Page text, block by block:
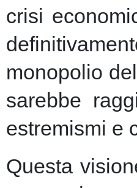
crisi
monopolio
sarebbe
estremismi e
Questa